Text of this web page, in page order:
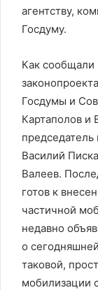
агентству,
Госдуму.
Как сообщали
Госдумы и
Картаполов и
Василий
Валеев.
готов к
частичной
недавно
о
таковой,
мобилизации